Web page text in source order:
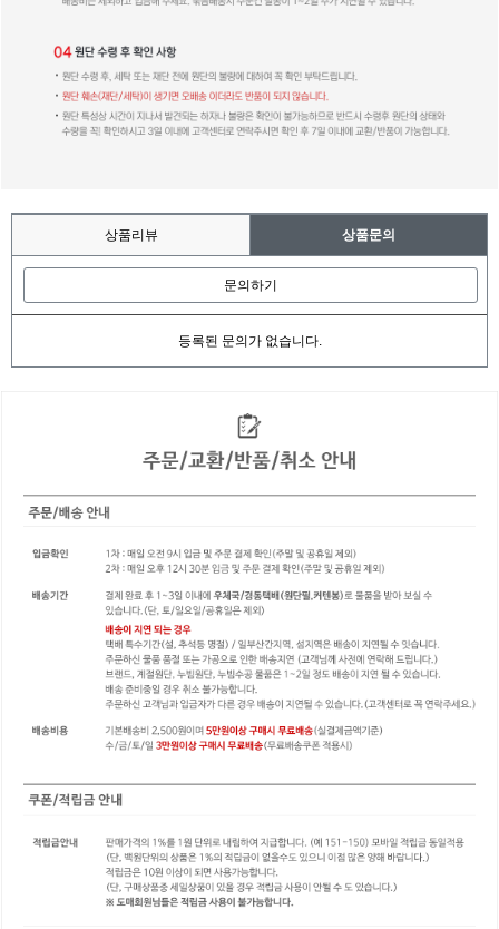
상품리뷰 상품문의
문의하기
등록된 문의가 없습니다.